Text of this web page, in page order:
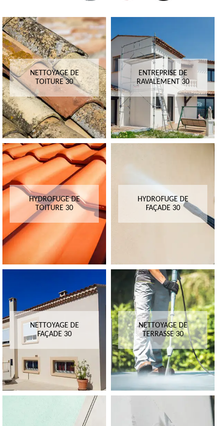
NETTOYAGE DE
TOITURE 30
ENTREPRISE DE
RAVALEMENT 30
HYDROFUGE DE
TOITURE 30
HYDROFUGE DE
FAÇADE 30
NETTOYAGE DE
FAÇADE 30
NETTOYAGE DE
TERRASSE 30